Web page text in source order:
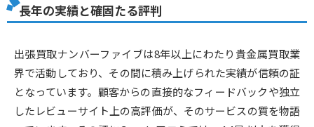
長年の実績と確固たる評判
出張買取ナンバーファイブは8年以上にわたり貴金属買取業
界で活動しており、その間に積み上げられた実績が信頼の証
となっています。顧客からの直接的なフィードバックや独立
したレビューサイト上の高評価が、そのサービスの質を物語